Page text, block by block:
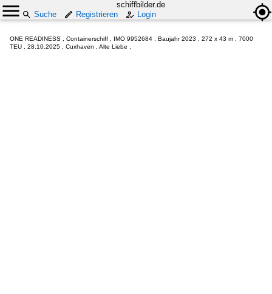
schiffbilder.de
Suche
Registrieren Login
ONE READINESS , Containerschiff , IMO 9952684 , Baujahr 2023 , 272 x 43 m , 7000
TEU , 28.10.2025 , Cuxhaven , Alte Liebe ,